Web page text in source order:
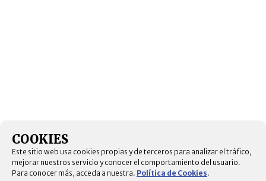
COOKIES
Este sitio web usa cookies propias y de terceros para analizar el tráfico,
mejorar nuestros servicio y conocer el comportamiento del usuario.
Para conocer más, acceda a nuestra. Política de Cookies.